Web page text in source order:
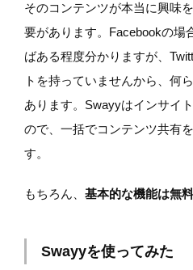
そのコンテンツが本当に興味
要があります。Facebookの場
ばある程度分かりますが、
トを持っていませんから、何
あります。Swayyはインサイ
ので、一括でコンテンツ共有
す。
もちろん、 基本的な機能は無料
Swayyを使ってみた